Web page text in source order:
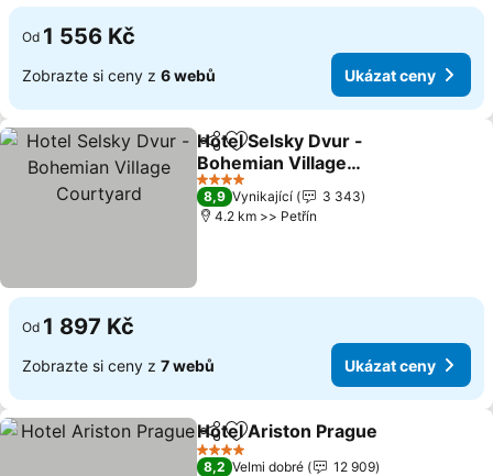
Od 1 556 Kč
Zobrazte si ceny z 6 webů Ukázat ceny
SdíletPřidat na seznam oblíbených
Hotel Selsky Dvur -
Bohemian Village
Courtyard
Ukázat ceny
4 Počet hvězdiček
8,9 Vynikající
3 343
4.2 km >> Petřín
Od 1 897 Kč
Zobrazte si ceny z 7 webů Ukázat ceny
SdíletPřidat na seznam oblíbených
Hotel Ariston Prague
4 Počet hvězdiček
8,2 Velmi dobré
12 909